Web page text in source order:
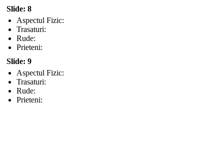
Slide: 8
Aspectul Fizic:
Trasaturi:
Rude:
Prieteni:
Slide: 9
Aspectul Fizic:
Trasaturi:
Rude:
Prieteni: